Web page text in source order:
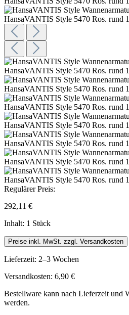
Regulärer Preis:
292,11 €
Inhalt: 1 Stück
Preise inkl. MwSt. zzgl. Versandkosten
Lieferzeit: 2–3 Wochen
Versandkosten: 6,90 €
Bestellware kann nach Lieferzeit und
werden.